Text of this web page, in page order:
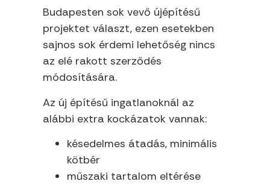
Budapesten sok vevő újépítésű
projektet választ, ezen esetekben
sajnos sok érdemi lehetőség nincs
az elé rakott szerződés
módosítására.
Az új építésű ingatlanoknál az
alábbi extra kockázatok vannak:
késedelmes átadás, minimális
kötbér
műszaki tartalom eltérése